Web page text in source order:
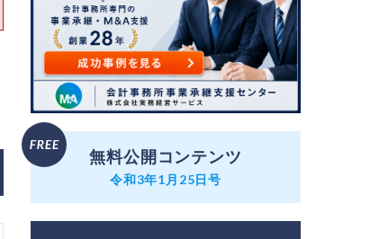
無料公開コンテンツ
令和3年1月25日号